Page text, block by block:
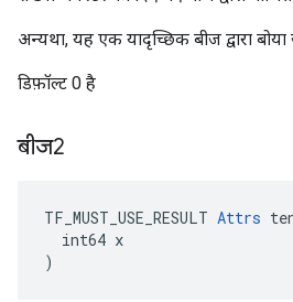
अन्यथा, यह एक यादृच्छिक बीज द्वारा बोया
डिफ़ॉल्ट 0 है
बीज2
TF_MUST_USE_RESULT Attrs
  int64 x
)